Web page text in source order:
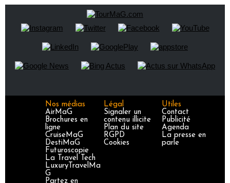
Nos médias
AirMaG
Brochures en
ligne
CruiseMaG
DestiMaG
Futuroscopie
La Travel Tech
LuxuryTravelMa
G
Partez en
Légal
Signaler un
contenu illicite
Plan du site
RGPD
Cookies
Utiles
Contact
Publicité
Agenda
La presse en
parle